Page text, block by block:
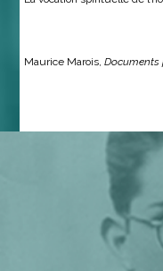
Maurice Marois,Documents